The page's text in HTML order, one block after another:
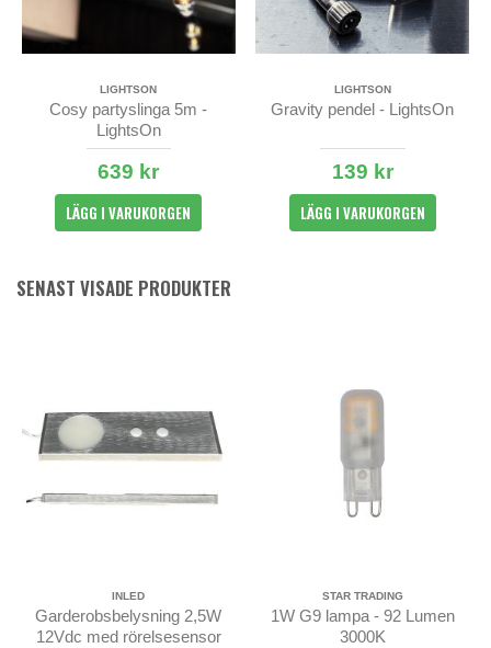
LIGHTSON
Cosy partyslinga 5m -
LightsOn
639 kr
LÄGG I VARUKORGEN
LIGHTSON
Gravity pendel - LightsOn
139 kr
LÄGG I VARUKORGEN
SENAST VISADE PRODUKTER
INLED
Garderobsbelysning 2,5W
12Vdc med rörelsesensor
STAR TRADING
1W G9 lampa - 92 Lumen
3000K